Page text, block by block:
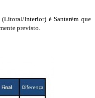
Interior) é Santarém que
previsto.